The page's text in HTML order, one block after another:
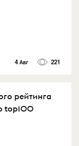
4 Авг 221
рейтинга
top100